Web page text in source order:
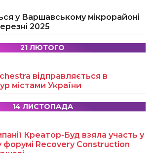
у Варшавському мікрорайоні
2025
21 ЛЮТОГО
відправляється в
містами України
14 ЛИСТОПАДА
Креатор-Буд взяла участь у
форумі Recovery Construction